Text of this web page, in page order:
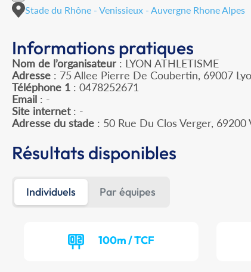
Stade du Rhône - Venissieux - Auvergne Rhone Alpes
Informations pratiques
Nom de l’organisateur : LYON ATHLETISME
Adresse : 75 Allee Pierre De Coubertin, 69007
Téléphone 1 : 0478252671
Email : -
Site internet: -
Adresse du stade : 50 Rue Du Clos Verger, 69200
Résultats disponibles
Individuels Par équipes
100m / TCF